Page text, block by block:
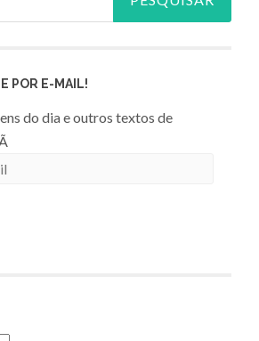
POR E-MAIL!
do dia e outros textos de